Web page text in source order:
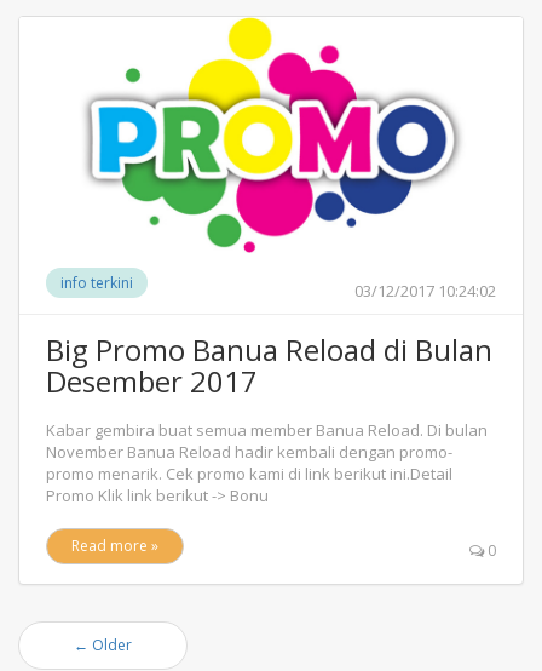
info terkini 03/12/2017 10:24:02
Big Promo Banua Reload di Bulan
Desember 2017
Kabar gembira buat semua member Banua Reload. Di bulan
November Banua Reload hadir kembali dengan promo-
promo menarik. Cek promo kami di link berikut ini.Detail
Promo Klik link berikut -> Bonu
Read more » 0
← Older